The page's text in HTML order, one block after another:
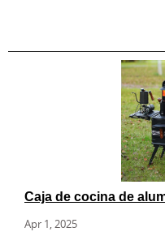
Apr 1, 2025